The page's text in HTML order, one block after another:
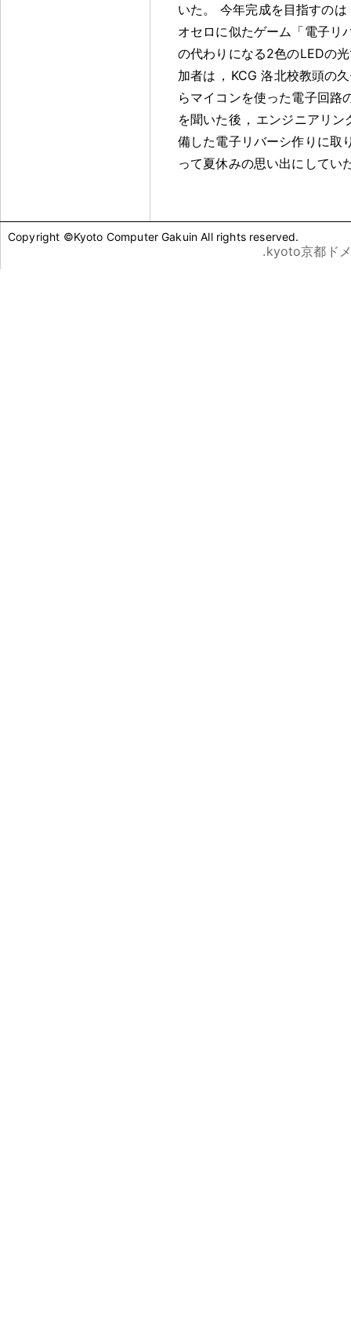
いた 。 今年完成を目指すのは
オセロに似たゲーム「電子リ
の代わりになる2色のLEDの
加者は ， KCG 洛北校教頭の
らマイコンを使った電子回路
を聞いた後 ， エンジニアリン
備した電子リバーシ作りに取
って夏休みの思い出にしてい
Copyright ©Kyoto Computer Gakuin All rights reserved.
.kyoto京都ド